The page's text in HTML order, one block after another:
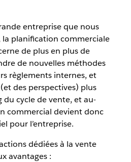
entreprise que nous
planification commerciale
de plus en plus de
de nouvelles méthodes
règlements internes, et
des perspectives) plus
cycle de vente, et au-
commercial devient donc
pour l’entreprise.
dédiées à la vente
avantages :